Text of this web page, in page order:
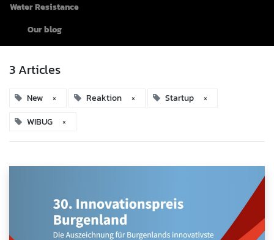
Water Resistance
Our blog
3 Articles
New × Reaktion × Startup
×
WIBUG
×